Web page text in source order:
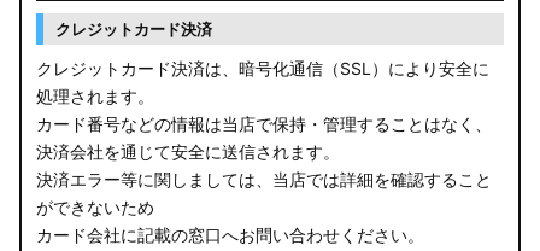
クレジットカード決済
クレジットカード決済は、暗号化通信（SSL）により安全に
処理されます。
カード番号などの情報は当店で保持・管理することはなく、
決済会社を通じて安全に送信されます。
決済エラー等に関しましては、当店では詳細を確認すること
ができないため
カード会社に記載の窓口へお問い合わせください。